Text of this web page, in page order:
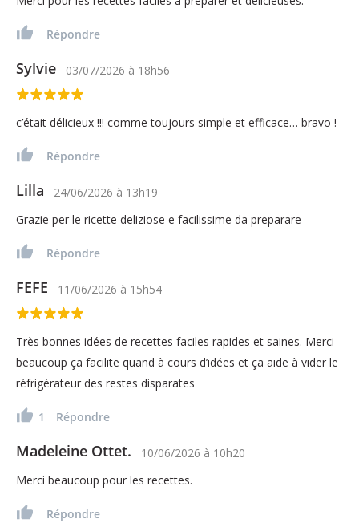
Répondre
Sylvie 03/07/2026 à 18h56
c’était délicieux !!! comme toujours simple et efficace… bravo !
Répondre
Lilla 24/06/2026 à 13h19
Grazie per le ricette deliziose e facilissime da preparare
Répondre
FEFE 11/06/2026 à 15h54
Très bonnes idées de recettes faciles rapides et saines. Merci
beaucoup ça facilite quand à cours d’idées et ça aide à vider le
réfrigérateur des restes disparates
1 Répondre
Madeleine Ottet. 10/06/2026 à 10h20
Merci beaucoup pour les recettes.
Répondre